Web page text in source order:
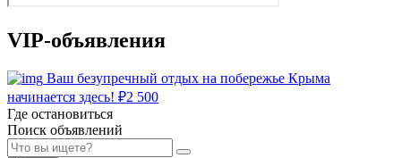
VIP-объявления
Ваш безупречный отдых на побережье Крыма
начинается здесь! ₽2 500
Где остановиться
Поиск объявлений